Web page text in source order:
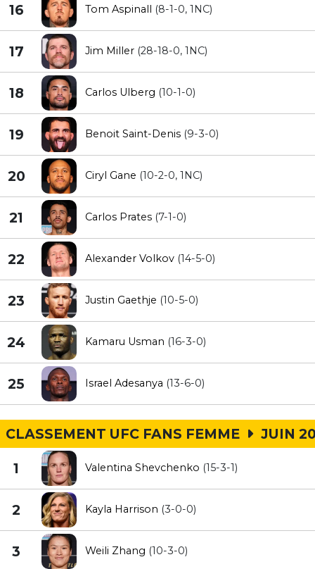
16 Tom Aspinall (8-1-0, 1NC)
17 Jim Miller (28-18-0, 1NC)
18 Carlos Ulberg (10-1-0)
19 Benoit Saint-Denis (9-3-0)
20 Ciryl Gane (10-2-0, 1NC)
21 Carlos Prates (7-1-0)
22 Alexander Volkov (14-5-0)
23 Justin Gaethje (10-5-0)
24 Kamaru Usman (16-3-0)
25 Israel Adesanya (13-6-0)
CLASSEMENT UFC FANS FEMME JUIN
1 Valentina Shevchenko (15-3-1)
2 Kayla Harrison (3-0-0)
3 Weili Zhang (10-3-0)